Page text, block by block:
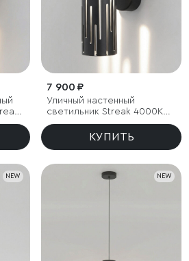
7 900 ₽
Уличный настенный
светильник Streak 4000K
IP65
КУПИТЬ
NEW NEW